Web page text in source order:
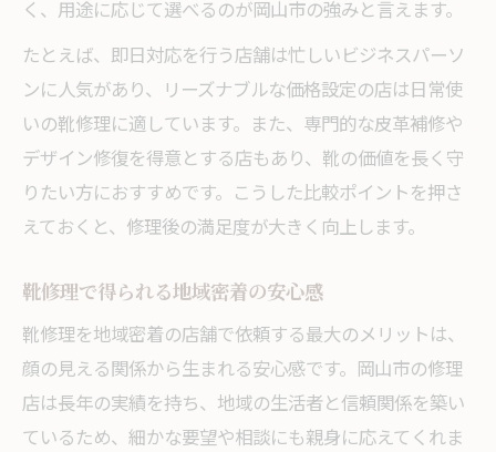
く、用途に応じて選べるのが岡山市の強みと言えます。
たとえば、即日対応を行う店舗は忙しいビジネスパーソ
ンに人気があり、リーズナブルな価格設定の店は日常使
いの靴修理に適しています。また、専門的な皮革補修や
デザイン修復を得意とする店もあり、靴の価値を長く守
りたい方におすすめです。こうした比較ポイントを押さ
えておくと、修理後の満足度が大きく向上します。
靴修理で得られる地域密着の安心感
靴修理を地域密着の店舗で依頼する最大のメリットは、
顔の見える関係から生まれる安心感です。岡山市の修理
店は長年の実績を持ち、地域の生活者と信頼関係を築い
ているため、細かな要望や相談にも親身に応えてくれま